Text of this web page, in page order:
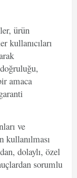
ürün
kullanıcıları
amaca
ve
dolaylı, özel
sorumlu